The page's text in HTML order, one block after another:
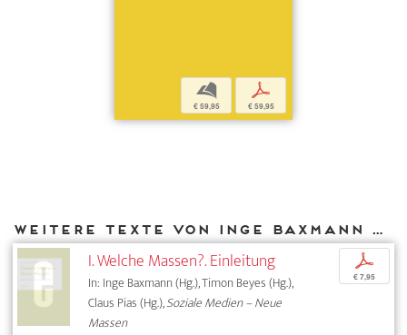
b
€ 59,95
p
€ 59,95
Weitere Texte von Inge Baxmann bei DIAPHANES
I. Welche Massen?. Einleitung
In: Inge Baxmann (Hg.), Timon Beyes (Hg.),
Claus Pias (Hg.),Soziale Medien – Neue
Massen
p
€ 7,95